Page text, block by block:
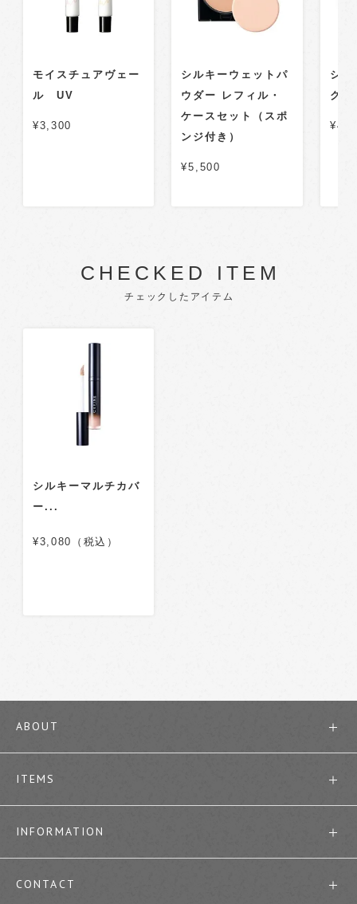
モイスチュアヴェー
ル UV
¥3,300
シルキーウェットパ
ウダー レフィル・
ケースセット（スポ
ンジ付き）
¥5,500
シル
クイ
CHECKED ITEM
チェックしたアイテム
シルキーマルチカバ
ー...
¥3,080（税込）
ABOUT
ITEMS
INFORMATION
CONTACT